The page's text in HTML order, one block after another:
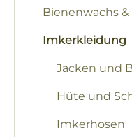
Bienenwachs
Imkerkleidung
Jacken und
Hüte und
Imkerhosen